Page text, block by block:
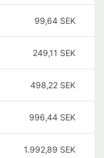
99,64 SEK
249,11 SEK
498,22 SEK
996,44 SEK
1.992,89 SEK